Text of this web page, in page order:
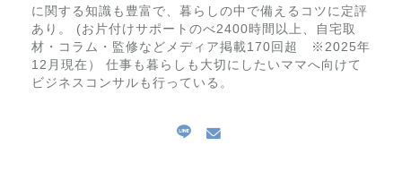
に関する知識も豊富で、暮らしの中で備えるコツに定評
あり。 (お片付けサポートのべ2400時間以上、自宅取
材・コラム・監修などメディア掲載170回超 ※2025年
12月現在） 仕事も暮らしも大切にしたいママへ向けて
ビジネスコンサルも行っている。